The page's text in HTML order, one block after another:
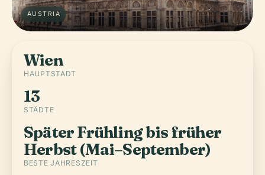
AUSTRIA
Wien
HAUPTSTADT
13
STÄDTE
Später Frühling bis früher
Herbst (Mai–September)
BESTE JAHRESZEIT